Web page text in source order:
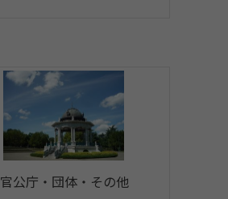
官公庁・団体・その他